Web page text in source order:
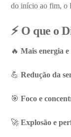
do início ao fim, o
⚡ O que o
🔥Mais energia e
💪Redução da
🎯Foco e
🚀Explosão e